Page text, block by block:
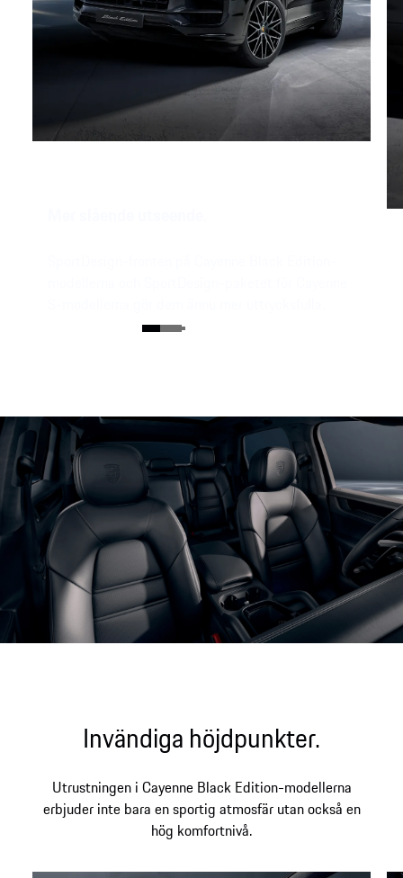
Invändiga höjdpunkter.
Utrustningen i Cayenne Black Edition-modellerna
erbjuder inte bara en sportig atmosfär utan också en
hög komfortnivå.